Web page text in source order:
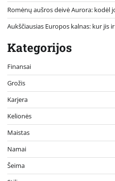
Romėnų aušros deivė Aurora: kodėl
Aukščiausias Europos kalnas: kur jis
Kategorijos
Finansai
Grožis
Karjera
Kelionės
Maistas
Namai
Šeima